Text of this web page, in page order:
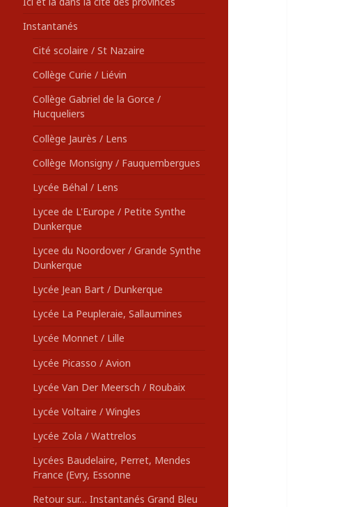
Instantanés
Cité scolaire / St Nazaire
Collège Curie / Liévin
Collège Gabriel de la Gorce /
Hucqueliers
Collège Jaurès / Lens
Collège Monsigny / Fauquembergues
Lycée Béhal / Lens
Lycee de L'Europe / Petite Synthe
Dunkerque
Lycee du Noordover / Grande Synthe
Dunkerque
Lycée Jean Bart / Dunkerque
Lycée La Peupleraie, Sallaumines
Lycée Monnet / Lille
Lycée Picasso / Avion
Lycée Van Der Meersch / Roubaix
Lycée Voltaire / Wingles
Lycée Zola / Wattrelos
Lycées Baudelaire, Perret, Mendes
France (Evry, Essonne
Retour sur… Instantanés Grand Bleu